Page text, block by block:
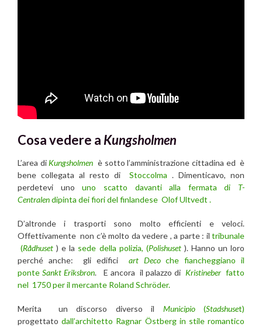
Cosa vedere a Kungsholmen
L’area di Kungsholmen è sotto l’amministrazione cittadina ed è
bene collegata al resto diStoccolma . Dimenticavo, non
perdetevi unouno scatto davanti alla fermata di T-
Centralendipinta dei fiori del finlandese Olof Ultvedt .
D’altronde i trasporti sono molto efficienti e veloci.
Offettivamente non c’è molto da vedere , a parte : il tribunale
(Rådhuset ) e la sede della polizia, (Polishuset). Hanno un loro
perché anche: gli edifici
art Deco che fiancheggiano il
ponte Sankt Eriksbron. E ancora il palazzo di Kristineber fatto
nel 1750 per il mercante Roland Schröder.
Merita un discorso diverso il Municipio(Stadshuset)
progettatodall’architetto Ragnar Östberg in stile romantico